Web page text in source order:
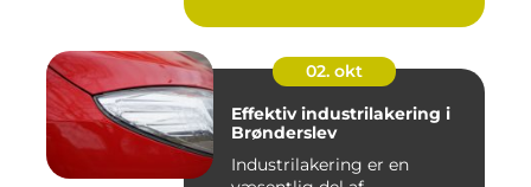
02. okt
Effektiv industrilakering i
Brønderslev
Industrilakering er en